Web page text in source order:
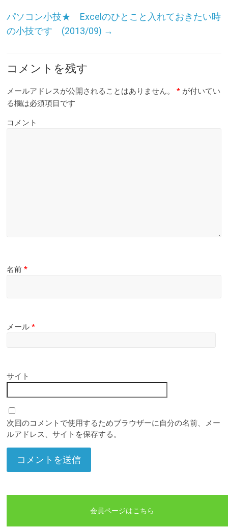
パソコン小技★ Excelのひとこと入れておきたい時
の小技です (2013/09) →
コメントを残す
メールアドレスが公開されることはありません。 * が付いてい
る欄は必須項目です
コメント
名前*
メール*
サイト
次回のコメントで使用するためブラウザーに自分の名前、メー
ルアドレス、サイトを保存する。
会員ページはこちら